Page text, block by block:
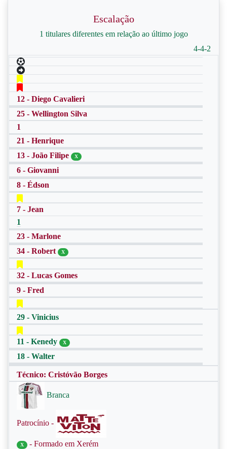
Escalação
1 titulares diferentes em relação ao último jogo
4-4-2
12 - Diego Cavalieri
25 - Wellington Silva
1
21 - Henrique
13 - João Filipe
X
6 - Giovanni
8 - Édson
7 - Jean
1
23 - Marlone
34 - Robert
X
32 - Lucas Gomes
9 - Fred
29 - Vinicius
11 - Kenedy X
18 - Walter
Técnico: Cristóvão Borges
Branca
Patrocínio -
X - Formado em Xerém